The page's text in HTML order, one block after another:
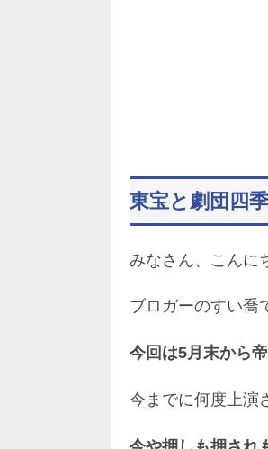
東宝と劇団四季
みなさん、こんに
ブロガーのすい喬
今回は5月末から
今までに何度上演